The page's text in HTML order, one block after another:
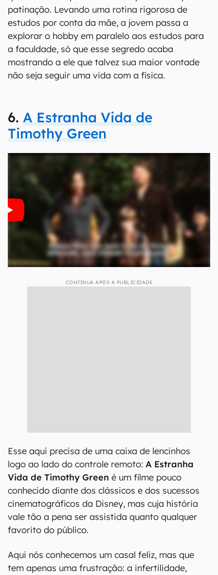
patinação. Levando uma rotina rigorosa de
estudos por conta da mãe, a jovem passa a
explorar o hobby em paralelo aos estudos para
a faculdade, só que esse segredo acaba
mostrando a ele que talvez sua maior vontade
não seja seguir uma vida com a física.
6. A Estranha Vida de
Timothy Green
CONTINUA APÓS A PUBLICIDADE
Esse aqui precisa de uma caixa de lencinhos
logo ao lado do controle remoto: A Estranha
Vida de Timothy Green é um filme pouco
conhecido diante dos clássicos e dos sucessos
cinematográficos da Disney, mas cuja história
vale tão a pena ser assistida quanto qualquer
favorito do público.
Aqui nós conhecemos um casal feliz, mas que
tem apenas uma frustração: a infertilidade,